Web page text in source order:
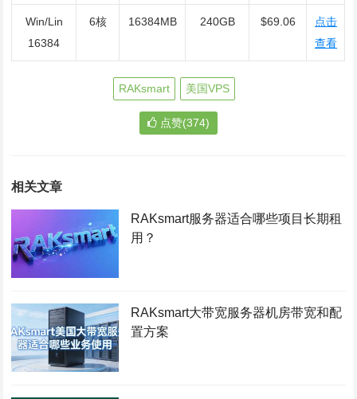
Win/Lin
16384
6核 16384MB 240GB $69.06
点击
查看
RAKsmart 美国VPS
点赞(374)
相关文章
RAKsmart服务器适合哪些项目长期租
用？
RAKsmart大带宽服务器机房带宽和配
置方案